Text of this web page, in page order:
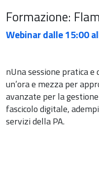
Formazione:
Webinar dalle 15:00
nUna sessione pratica
un’ora e mezza per
avanzate per la
fascicolo digitale,
servizi della PA.